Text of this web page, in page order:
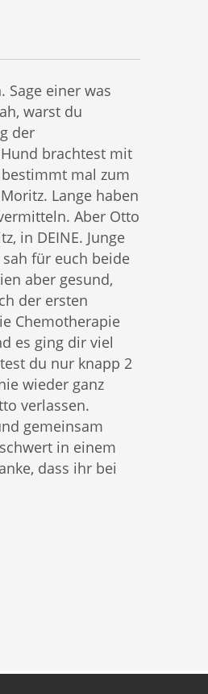
Sage einer was
warst du
der
brachtest mit
mal zum
Lange haben
Aber Otto
in DEINE. Junge
für euch beide
aber gesund,
der ersten
Chemotherapie
es ging dir viel
du nur knapp 2
wieder ganz
verlassen.
gemeinsam
in einem
dass ihr bei